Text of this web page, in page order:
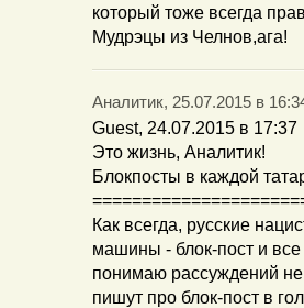
который тоже всегда
Мудрэцы из Челнов,ага!
Аналитик, 25.07.2015 в
Guest, 24.07.2015 в 17:37
Это жизнь, Аналитик!
Блокпосты в каждой
Как всегда, русские
машины - блок-пост и
понимаю рассуждений
пишут про блок-пост в